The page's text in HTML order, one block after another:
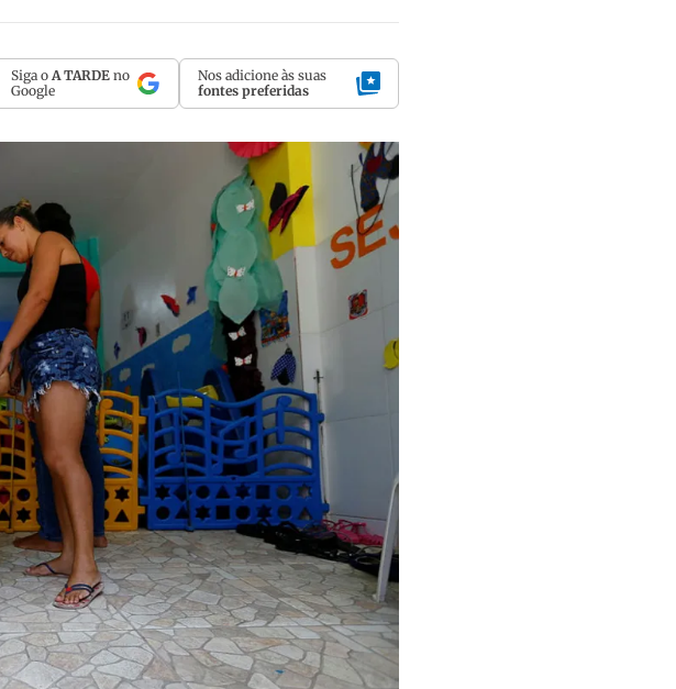
Siga o A TARDE no
Google
Nos adicione às suas
fontes preferidas